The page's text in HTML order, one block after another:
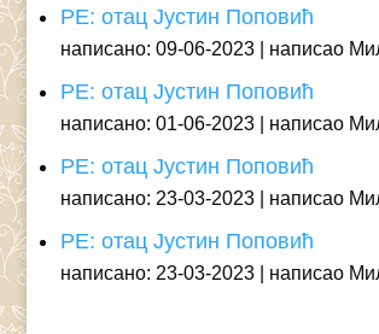
РЕ: отац Јустин Поповић
написано: 09-06-2023 написао
РЕ: отац Јустин Поповић
написано: 01-06-2023 написао
РЕ: отац Јустин Поповић
написано: 23-03-2023 написао
РЕ: отац Јустин Поповић
написано: 23-03-2023 написао